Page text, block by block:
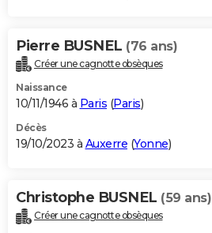
Pierre BUSNEL (76 ans)
Créer une cagnotte obsèques
Naissance
10/11/1946 à Paris (Paris)
Décès
19/10/2023 à Auxerre (Yonne)
Christophe BUSNEL (59 ans)
Créer une cagnotte obsèques